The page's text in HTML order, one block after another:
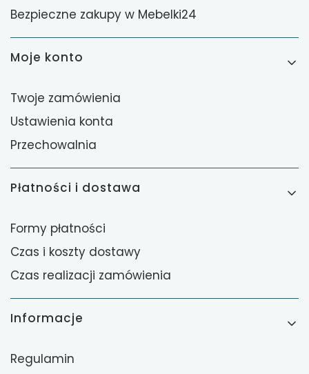
Bezpieczne zakupy w Mebelki24
Moje konto
Twoje zamówienia
Ustawienia konta
Przechowalnia
Płatności i dostawa
Formy płatności
Czas i koszty dostawy
Czas realizacji zamówienia
Informacje
Regulamin